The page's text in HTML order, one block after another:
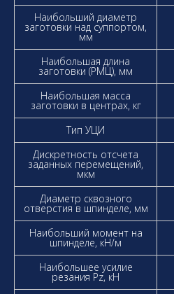
Наибольший диаметр
заготовки над суппортом,
мм
Наибольшая длина
заготовки (РМЦ), мм
Наибольшая масса
заготовки в центрах, кг
Тип УЦИ
Дискретность отсчета
заданных перемещений,
мкм
Диаметр сквозного
отверстия в шпинделе, мм
Наибольший момент на
шпинделе, кН/м
Наибольшее усилие
резания Pz, кН